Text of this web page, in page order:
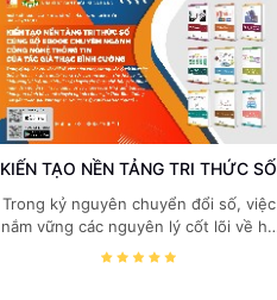
KIẾN TẠO NỀN TẢNG TRI THỨC SỐ
Trong kỷ nguyên chuyển đổi số, việc
nắm vững các nguyên lý cốt lõi về hệ
thống thông tin, cấu trúc dữ liệu, cơ